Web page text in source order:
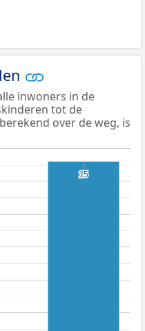
inwoners in de
tot de
over de weg, is
15
15